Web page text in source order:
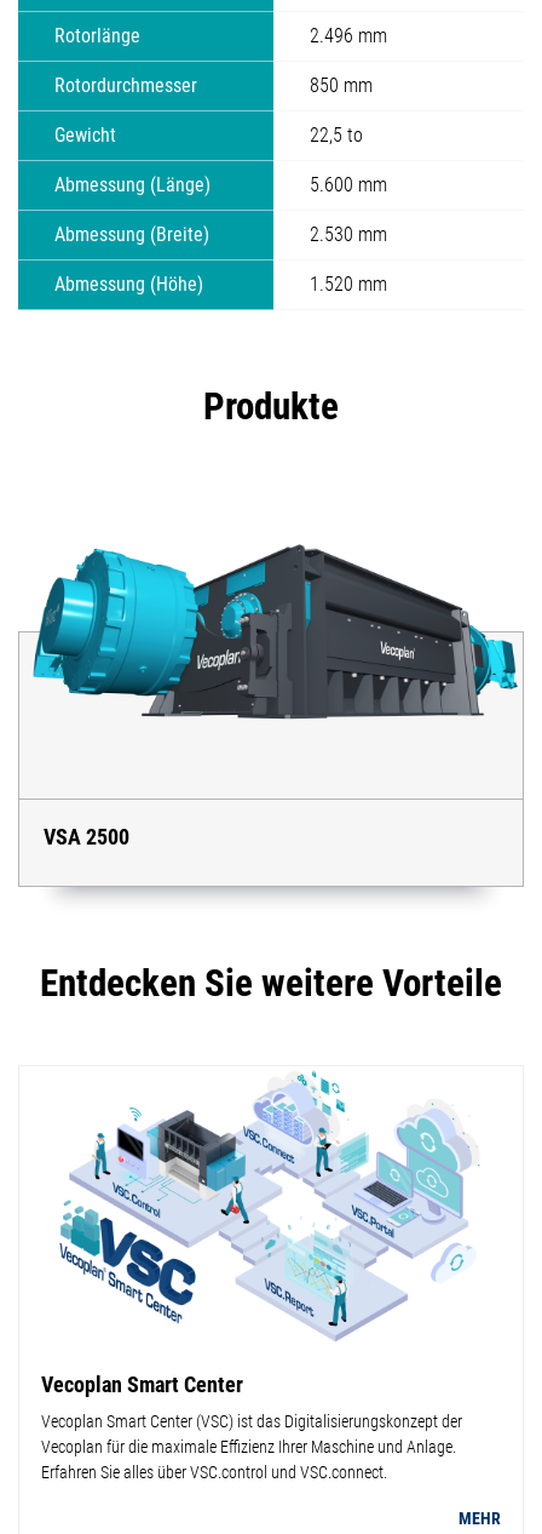
Rotorlänge 2.496 mm
Rotordurchmesser 850 mm
Gewicht 22,5 to
Abmessung (Länge) 5.600 mm
Abmessung (Breite) 2.530 mm
Abmessung (Höhe) 1.520 mm
Produkte
VSA 2500
Entdecken Sie weitere Vorteile
Vecoplan Smart Center
Vecoplan Smart Center (VSC) ist das Digitalisierungskonzept der
Vecoplan für die maximale Effizienz Ihrer Maschine und Anlage.
Erfahren Sie alles über VSC.control und VSC.connect.
MEHR